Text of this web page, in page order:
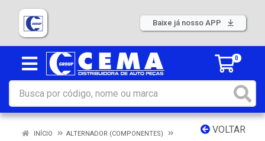
Baixe já nosso APP
0
VOLTAR
INÍCIO
ALTERNADOR (COMPONENTES)